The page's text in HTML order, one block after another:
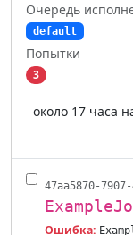
Очередь
default
Попытки
3
около 17 часа
47aa5870-
Ошибка: